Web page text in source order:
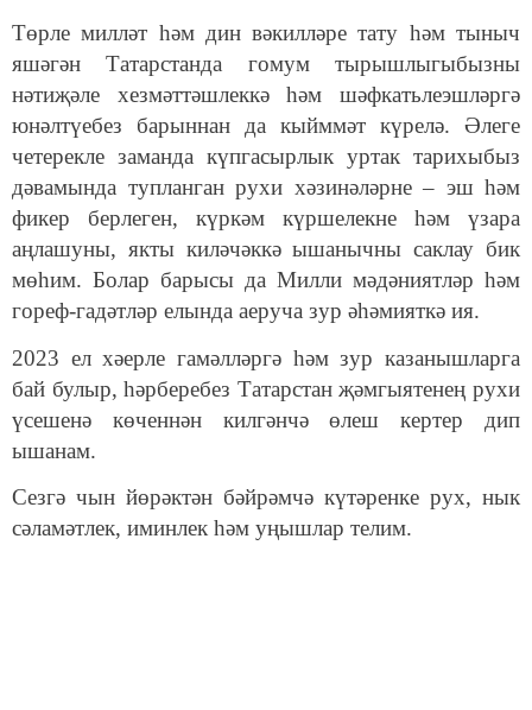
Төрле милләт һәм дин вәкилләре тату һәм тыныч
яшәгән Татарстанда гомум тырышлыгыбызны
нәтиҗәле хезмәттәшлеккә һәм шәфкатьлеэшләргә
юнәлтүебез барыннан да кыйммәт күрелә. Әлеге
четерекле заманда күпгасырлык уртак тарихыбыз
дәвамында тупланган рухи хәзинәләрне – эш һәм
фикер берлеген, күркәм күршелекне һәм үзара
аңлашуны, якты киләчәккә ышанычны саклау бик
мөһим. Болар барысы да Милли мәдәниятләр һәм
гореф-гадәтләр елында аеруча зур әһәмияткә ия.
2023 ел хәерле гамәлләргә һәм зур казанышларга
бай булыр, һәрберебез Татарстан җәмгыятенең рухи
үсешенә көченнән килгәнчә өлеш кертер дип
ышанам.
Сезгә чын йөрәктән бәйрәмчә күтәренке рух, нык
сәламәтлек, иминлек һәм уңышлар телим.